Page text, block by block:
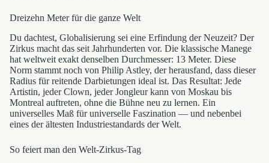
Dreizehn Meter für die ganze Welt
Du dachtest, Globalisierung sei eine Erfindung der Neuzeit? Der
Zirkus macht das seit Jahrhunderten vor. Die klassische Manege
hat weltweit exakt denselben Durchmesser: 13 Meter. Diese
Norm stammt noch von Philip Astley, der herausfand, dass dieser
Radius für reitende Darbietungen ideal ist. Das Resultat: Jede
Artistin, jeder Clown, jeder Jongleur kann von Moskau bis
Montreal auftreten, ohne die Bühne neu zu lernen. Ein
universelles Maß für universelle Faszination — und nebenbei
eines der ältesten Industriestandards der Welt.
So feiert man den Welt-Zirkus-Tag